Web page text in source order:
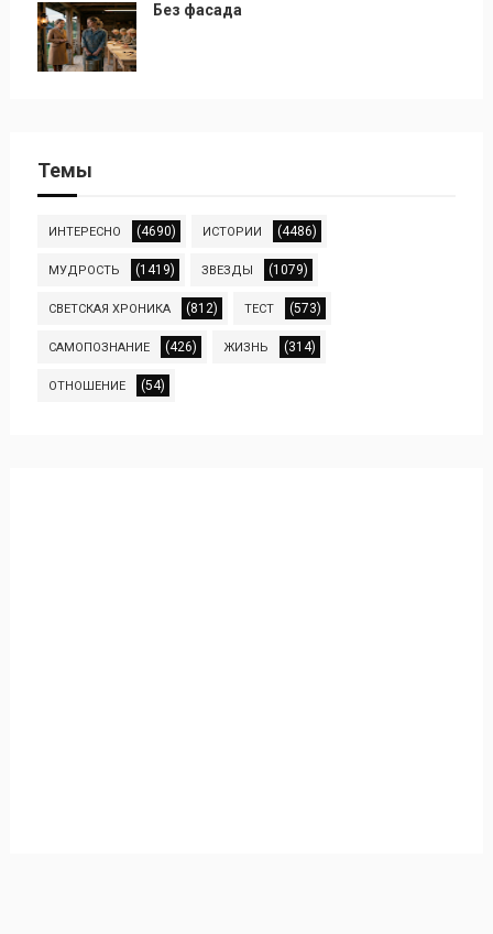
Без фасада
Темы
ИНТЕРЕСНО (4690) ИСТОРИИ (4486)
МУДРОСТЬ (1419) ЗВЕЗДЫ (1079)
СВЕТСКАЯ ХРОНИКА (812) ТЕСТ (573)
САМОПОЗНАНИЕ (426) ЖИЗНЬ (314)
ОТНОШЕНИЕ (54)